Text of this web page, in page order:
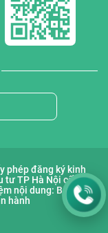
phép đăng ký kinh
tư TP Hà Nội cấp lần
nội dung: Bà
hành